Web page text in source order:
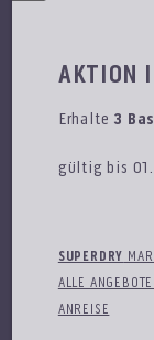
AKTION
Erhalte 3
gültig bis
SUPERDRY
ALLE
ANREISE